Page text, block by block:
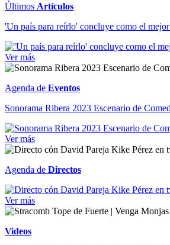
Últimos Artículos
'Un país para reírlo' concluye como el
Ver más
Agenda de Eventos
Sonorama Ribera 2023 Escenario de
Ver más
Agenda de Directos
Ver más
Videos